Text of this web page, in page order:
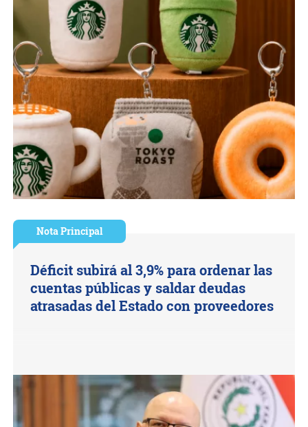
Nota Principal
Déficit subirá al 3,9% para ordenar las
cuentas públicas y saldar deudas
atrasadas del Estado con proveedores